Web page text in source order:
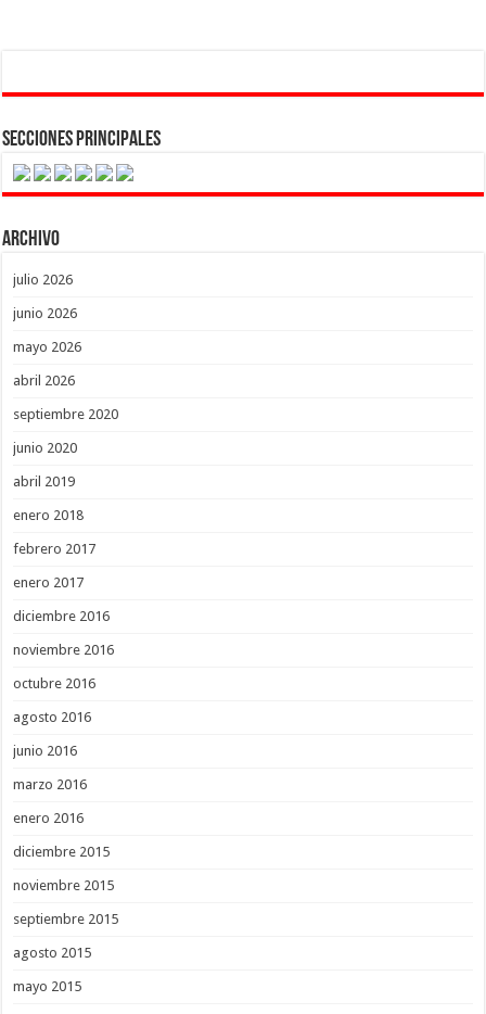
Secciones Principales
Archivo
julio 2026
junio 2026
mayo 2026
abril 2026
septiembre 2020
junio 2020
abril 2019
enero 2018
febrero 2017
enero 2017
diciembre 2016
noviembre 2016
octubre 2016
agosto 2016
junio 2016
marzo 2016
enero 2016
diciembre 2015
noviembre 2015
septiembre 2015
agosto 2015
mayo 2015